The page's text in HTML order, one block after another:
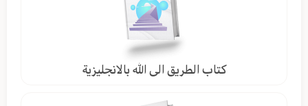
كتاب الطريق الى الله بالانجليزية